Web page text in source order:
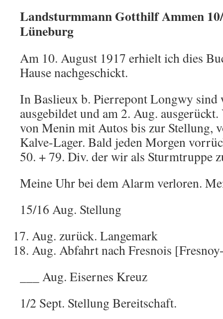
Landsturmmann Gotthilf Ammen 10/
Lüneburg
Am 10. August 1917 erhielt ich dies
Hause nachgeschickt.
In Baslieux b. Pierrepont Longwy
ausgebildet und am 2. Aug.
von Menin mit Autos bis zur Stellung,
Kalve-Lager. Bald jeden Morgen
50. + 79. Div. der wir als Sturmtruppe
Meine Uhr bei dem Alarm verloren.
15/16 Aug. Stellung
Aug. zurück. Langemark
Aug. Abfahrt nach Fresnois
___ Aug. Eisernes Kreuz
1/2 Sept. Stellung Bereitschaft.